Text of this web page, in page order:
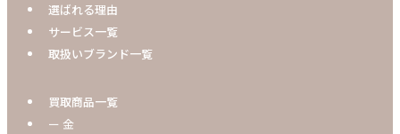
選ばれる理由
サービス一覧
取扱いブランド一覧
買取商品一覧
ー 金